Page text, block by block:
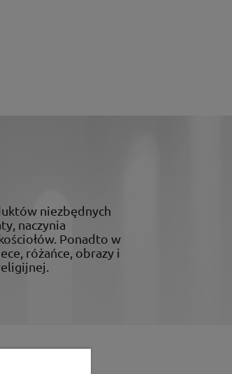
niezbędnych
naczynia
Ponadto w
różańce, obrazy i